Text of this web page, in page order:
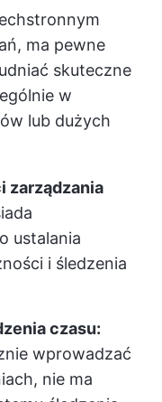
ma pewne
skuteczne
w
lub dużych
zarządzania
ustalania
i śledzenia
czasu:
wprowadzać
nie ma